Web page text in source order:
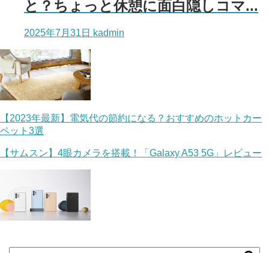
と？ちょっと休憩に面白隠しコマ...
2025年7月31日 kadmin
【2023年最新】電気代の節約になる？おすすめのホットカー
ペット3選
【サムスン】4眼カメラを搭載！「Galaxy A53 5G」レビュー